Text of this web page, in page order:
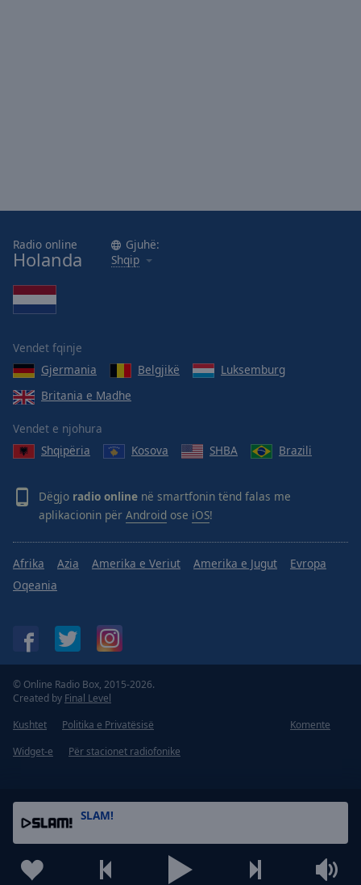
SLAM!
Radio online
Holanda
Gjuhë:
Shqip
Vendet fqinje
Gjermania
Belgjikë
Luksemburg
Britania e Madhe
Vendet e njohura
Shqipëria
Kosova SHBA Brazili
Dëgjo radio online në smartfonin tënd falas me
aplikacionin për Android ose iOS!
Afrika Azia Amerika e Veriut Amerika e Jugut
Evropa
Oqeania
© Online Radio Box, 2015-2026.
Created by Final Level
Kushtet
Politika e Privatësisë
Komente
Widget-e
Për stacionet radiofonike